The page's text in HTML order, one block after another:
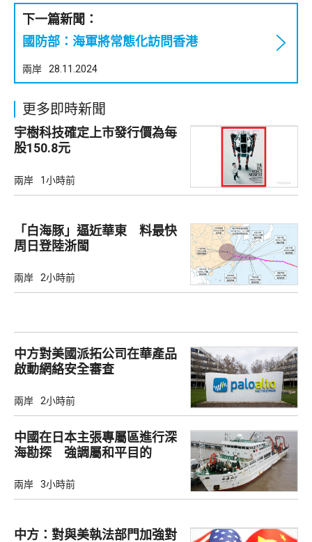
下一篇新聞：
國防部：海軍將常態化訪問香港
兩岸 28.11.2024
更多即時新聞
宇樹科技確定上市發行價為每
股150.8元
兩岸 1小時前
「白海豚」逼近華東 料最快
周日登陸浙閩
兩岸 2小時前
中方對美國派拓公司在華產品
啟動網絡安全審查
兩岸 2小時前
中國在日本主張專屬區進行深
海勘探 強調屬和平目的
兩岸 3小時前
中方：對與美執法部門加強對